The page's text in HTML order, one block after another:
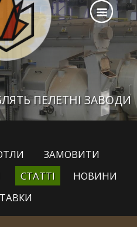
ПЕЛЕТНІ ЗАВОДИ
ЗАМОВИТИ
СТАТТІ
НОВИНИ